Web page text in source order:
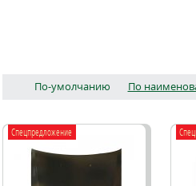
По-умолчанию По
Спецпредложение